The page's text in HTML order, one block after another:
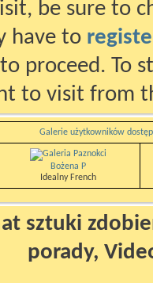
be sure to
have to
proceed. To
to visit from
Galerie użytkowników
Bożena P
Idealny French
sztuki
porady,